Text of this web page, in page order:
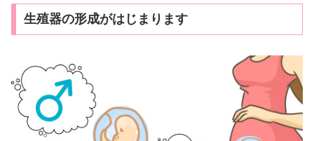
生殖器の形成がはじまります